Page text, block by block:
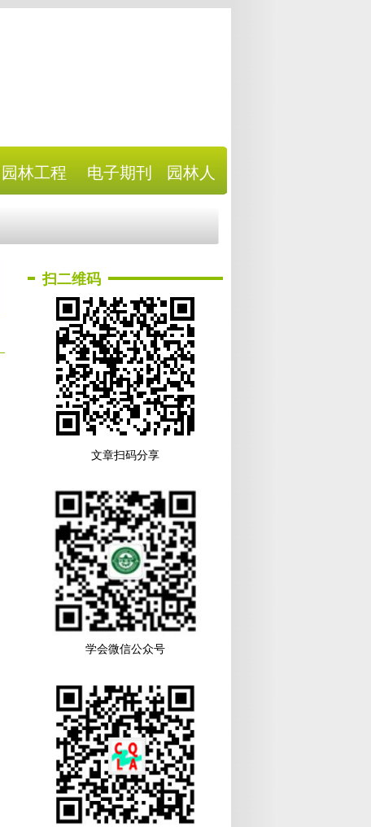
园林工程 电子期刊 园林人
扫二维码
文章扫码分享
学会微信公众号